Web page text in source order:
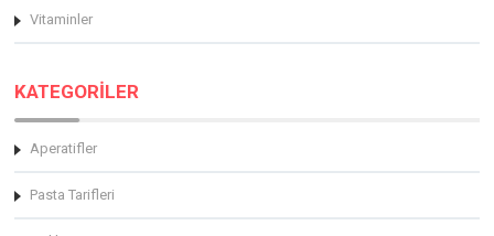
Vitaminler
KATEGORİLER
Aperatifler
Pasta Tarifleri